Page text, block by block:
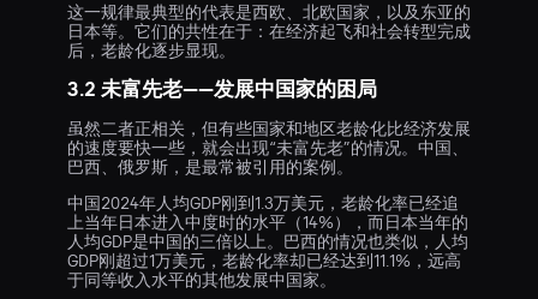
这一规律最典型的代表是西欧、北欧国家，以及东亚的
日本等。它们的共性在于：在经济起飞和社会转型完成
后，老龄化逐步显现。
3.2 未富先老——发展中国家的困局
虽然二者正相关，但有些国家和地区老龄化比经济发展
的速度要快一些，就会出现“未富先老”的情况。中国、
巴西、俄罗斯，是最常被引用的案例。
中国2024年人均GDP刚到1.3万美元，老龄化率已经追
上当年日本进入中度时的水平（14%），而日本当年的
人均GDP是中国的三倍以上。巴西的情况也类似，人均
GDP刚超过1万美元，老龄化率却已经达到11.1%，远高
于同等收入水平的其他发展中国家。